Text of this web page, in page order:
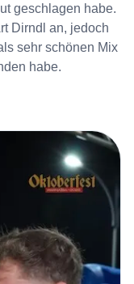
geschlagen habe.
Dirndl an, jedoch
sehr schönen Mix
habe.